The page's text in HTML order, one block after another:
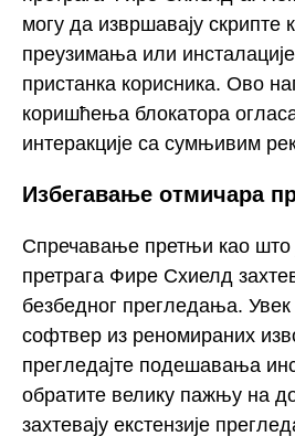
могу да извршавају скрипте
преузимања или
пристанка корисника. Ово
коришћења блокатора
интеракције са сумњивим
Избегавање отмичара
Спречавање претњи као што
претрага Фире Схиелд
безбедног прегледања. Увек
софтвер из реномираних
прегледајте подешавања
обратите велику пажњу на
захтевају екстензије